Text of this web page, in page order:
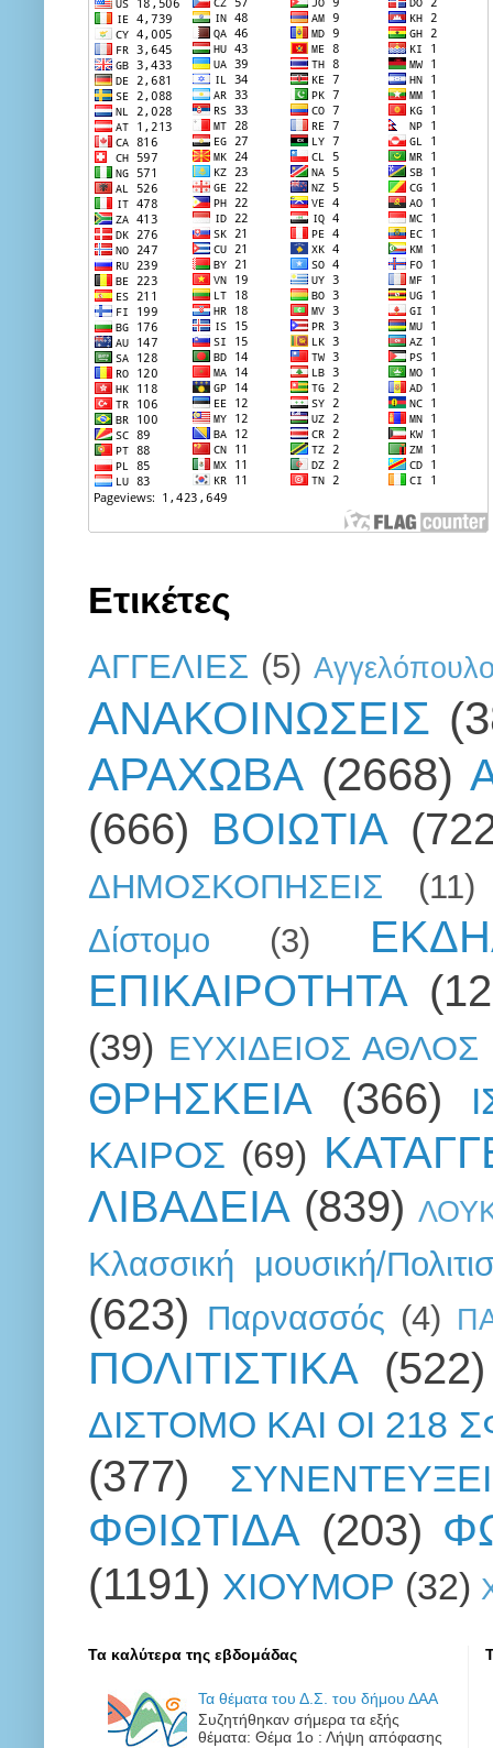
Ετικέτες
ΑΓΓΕΛΙΕΣ (5)
ΑΝΑΚΟΙΝΩΣΕΙΣ
ΑΡΑΧΩΒΑ (2668)
(666) ΒΟΙΩΤΙΑ
ΔΗΜΟΣΚΟΠΗΣΕΙΣ
(11)
Δίστομο
(3)
ΕΠΙΚΑΙΡΟΤΗΤΑ
(39) ΕΥΧΙΔΕΙΟΣ ΑΘΛΟΣ
ΘΡΗΣΚΕΙΑ (366)
ΚΑΙΡΟΣ (69)
ΛΙΒΑΔΕΙΑ (839)
Κλασσική μουσική/
(623) Παρνασσός (4)
ΠΟΛΙΤΙΣΤΙΚΑ (522)
ΔΙΣΤΟΜΟ ΚΑΙ ΟΙ 218
(377)
ΦΘΙΩΤΙΔΑ (203)
(1191) ΧΙΟΥΜΟΡ (32)
Τα καλύτερα της εβδομάδας
Τα θέματα του Δ.Σ. του δήμου ΔΑΑ
Συζητήθηκαν σήμερα τα εξής
θέματα: Θέμα 1ο : Λήψη απόφασης